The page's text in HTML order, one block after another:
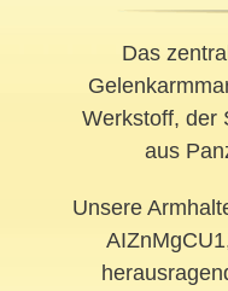
Das
Werkstoff, der
aus
Unsere